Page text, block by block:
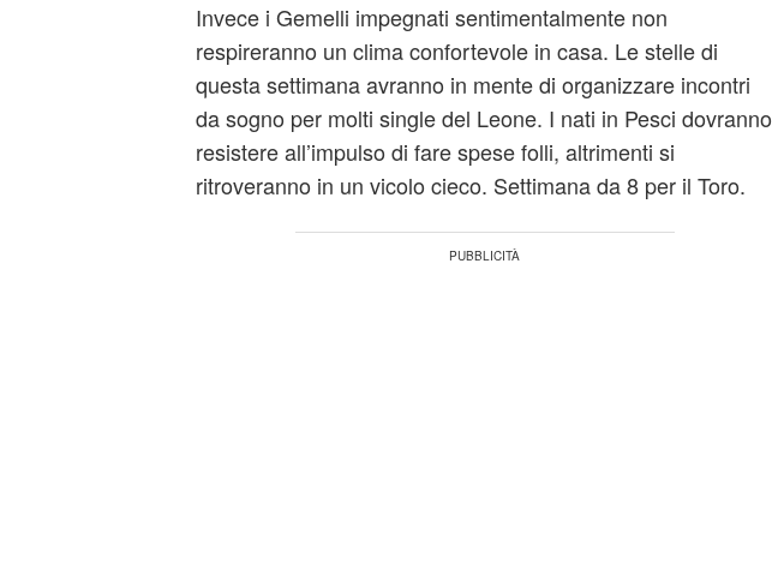
Invece i Gemelli impegnati sentimentalmente non
respireranno un clima confortevole in casa. Le stelle di
questa settimana avranno in mente di organizzare incontri
da sogno per molti single del Leone. I nati in Pesci dovranno
resistere all’impulso di fare spese folli, altrimenti si
ritroveranno in un vicolo cieco. Settimana da 8 per il Toro.